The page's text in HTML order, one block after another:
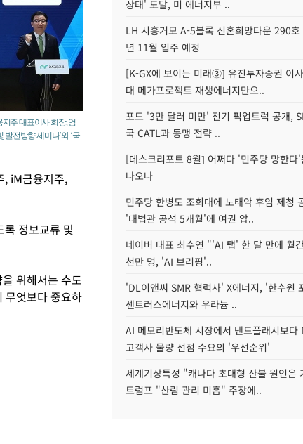
주 대표이사 회장, 엄
전방향 세미나’와 ‘국
, iM금융지주,
정보교류 및
위해서는 수도
무엇보다 중요하
상태' 도달, 미 에너지부 ..
LH 시흥거모 A-5블록 신혼희망타운 290
년 11월 입주 예정
[K-GX에 보이는 미래③] 유진투자증권 이
대 메가프로젝트 재생에너지만으..
포드 '3만 달러 미만' 전기 픽업트럭 공개,
국 CATL과 동맹 전략 ..
[데스크리포트 8월] 어쩌다 '민주당 망한다'
나오나
민주당 한병도 조희대에 노태악 후임 제청
'대법관 공석 5개월'에 여권 압..
네이버 대표 최수연 "'AI 탭' 한 달 만에 월
천만 명, 'AI 브리핑'..
'DL이앤씨 SMR 협력사' X에너지, '한수원
센트러스에너지와 우라늄 ..
AI 메모리반도체 시장에서 낸드플래시보다
고객사 물량 선점 수요의 '우선순위'
세계기상특성 "캐나다 초대형 산불 원인은
트럼프 "산림 관리 미흡" 주장에..